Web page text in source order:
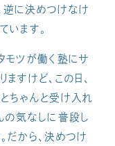
逆に決めつけなけ
います。
モツが働く塾にサ
すけど、この日、
ちゃんと受け入れ
の気なしに普段し
だから、決めつけ